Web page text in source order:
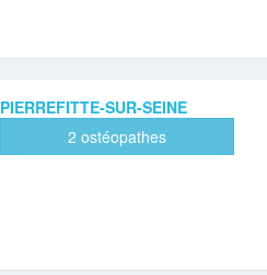
PIERREFITTE-SUR-SEINE
2 ostéopathes